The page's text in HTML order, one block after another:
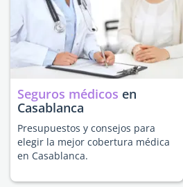
Seguros médicos en
Casablanca
Presupuestos y consejos para
elegir la mejor cobertura médica
en Casablanca.